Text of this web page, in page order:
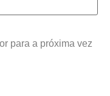
para a próxima vez